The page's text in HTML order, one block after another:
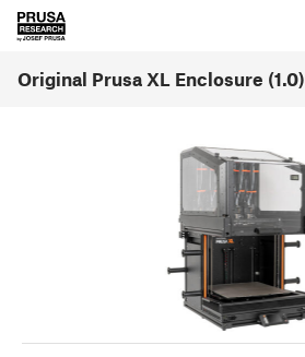
Original Prusa XL Enclosure (1.0)